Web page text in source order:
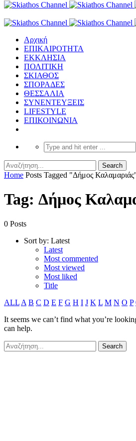
Αρχική
ΕΠΙΚΑΙΡΟΤΗΤΑ
ΕΚΚΛΗΣΙΑ
ΠΟΛΙΤΙΚΗ
ΣΚΙΑΘΟΣ
ΣΠΟΡΑΔΕΣ
ΘΕΣΣΑΛΙΑ
ΣΥΝΕΝΤΕΥΞΕΙΣ
LIFESTYLE
ΕΠΙΚΟΙΝΩΝΙΑ
Home Posts Tagged "Δήμος
Tag: Δήμος
0 Posts
Sort by: Latest
Latest
Most commented
Most viewed
Most liked
Title
ALL A B C D E F G H I J K L M N O P
It seems we can’t find what you’re
can help.